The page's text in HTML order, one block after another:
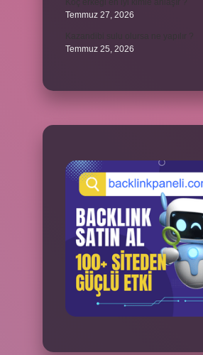
Temmuz 27, 2026
Temmuz 25, 2026